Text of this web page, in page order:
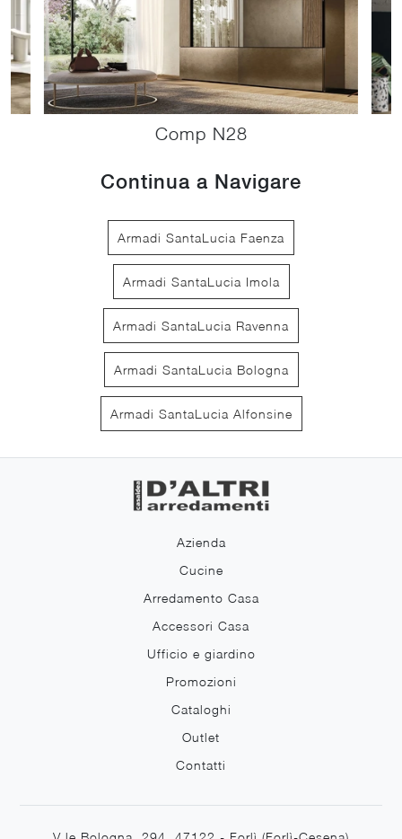
Comp N28
Continua a Navigare
Armadi SantaLucia Faenza
Armadi SantaLucia Imola
Armadi SantaLucia Ravenna
Armadi SantaLucia Bologna
Armadi SantaLucia Alfonsine
Azienda
Cucine
Arredamento Casa
Accessori Casa
Ufficio e giardino
Promozioni
Cataloghi
Outlet
Contatti